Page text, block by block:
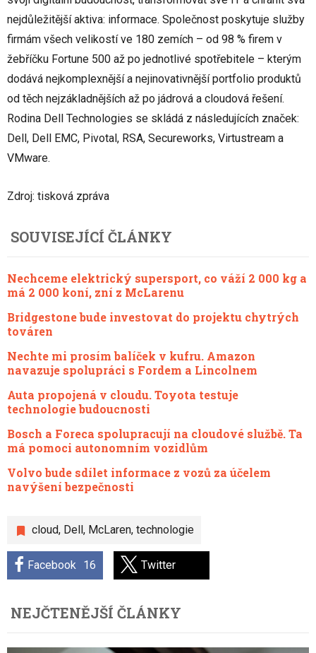
nejdůležitější aktiva: informace. Společnost poskytuje služby
firmám všech velikostí ve 180 zemích – od 98 % firem v
žebříčku Fortune 500 až po jednotlivé spotřebitele – kterým
dodává nejkomplexnější a nejinovativnější portfolio produktů
od těch nejzákladnějších až po jádrová a cloudová řešení.
Rodina Dell Technologies se skládá z následujících značek:
Dell, Dell EMC, Pivotal, RSA, Secureworks, Virtustream a
VMware.
Zdroj: tisková zpráva
cloud, Dell, McLaren, technologie
Facebook 16 Twitter
SOUVISEJÍCÍ ČLÁNKY
Nechceme elektrický supersport, co váží 2 000 kg a
má 2 000 koní, zní z McLarenu
Bridgestone bude investovat do projektu chytrých
továren
Nechte mi prosím balíček v kufru. Amazon
navazuje spolupráci s Fordem a Lincolnem
Auta propojená v cloudu. Toyota testuje
technologie budoucnosti
Bosch a Foreca spolupracují na cloudové službě. Ta
má pomoci autonomním vozidlům
Volvo bude sdílet informace z vozů za účelem
navýšení bezpečnosti
NEJČTENĚJŠÍ ČLÁNKY